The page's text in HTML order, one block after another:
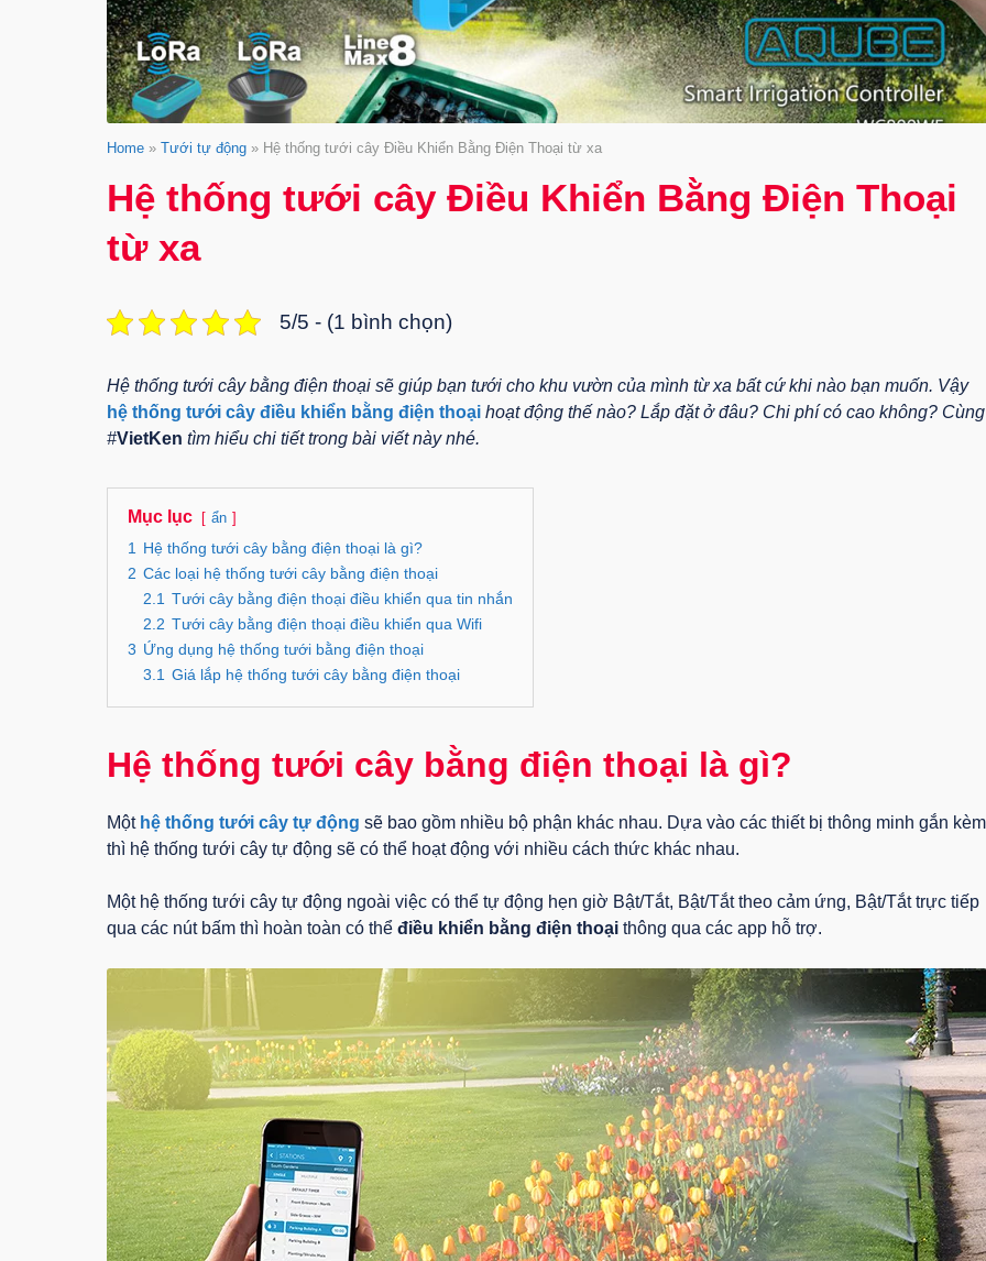
Home » Tưới tự động » Hệ thống tưới cây Điều Khiển Bằng Điện Thoại từ xa
Hệ thống tưới cây Điều Khiển Bằng Điện Thoại
từ xa
5/5 - (1 bình chọn)
Hệ thống tưới cây bằng điện thoại sẽ giúp bạn tưới cho khu vườn của mình từ xa bất cứ khi nào bạn muốn. Vậy
hệ thống tưới cây điều khiển bằng điện thoại hoạt động thế nào? Lắp đặt ở đâu? Chi phí có cao không? Cùng
#VietKen tìm hiểu chi tiết trong bài viết này nhé.
Mục lục ẩn
1
Hệ thống tưới cây bằng điện thoại là gì?
2 Các loại hệ thống tưới cây bằng điện thoại
2.1 Tưới cây bằng điện thoại điều khiển qua tin nhắn
2.2 Tưới cây bằng điện thoại điều khiển qua Wifi
3 Ứng dụng hệ thống tưới bằng điện thoại
3.1 Giá lắp hệ thống tưới cây bằng điện thoại
Hệ thống tưới cây bằng điện thoại là gì?
Một hệ thống tưới cây tự động sẽ bao gồm nhiều bộ phận khác nhau. Dựa vào các thiết bị thông minh gắn kèm
thì hệ thống tưới cây tự động sẽ có thể hoạt động với nhiều cách thức khác nhau.
Một hệ thống tưới cây tự động ngoài việc có thể tự động hẹn giờ Bật/Tắt, Bật/Tắt theo cảm ứng, Bật/Tắt trực tiếp
qua các nút bấm thì hoàn toàn có thể điều khiển bằng điện thoại thông qua các app hỗ trợ.